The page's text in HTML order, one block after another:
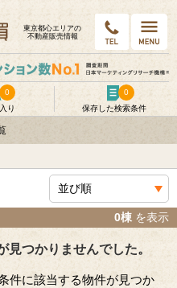
東京都⼼エリアの
不動産販売情報
り
0
保存した検索条件
0
0棟 を表示
つかりませんでした。
件に該当する物件が見つか